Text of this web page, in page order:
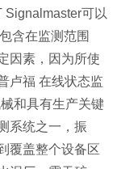
Signalmaster可以
含在监测范围
因素，因为所使
卢福 在线状态监
和具有生产关键
系统之一，振
覆盖整个设备区